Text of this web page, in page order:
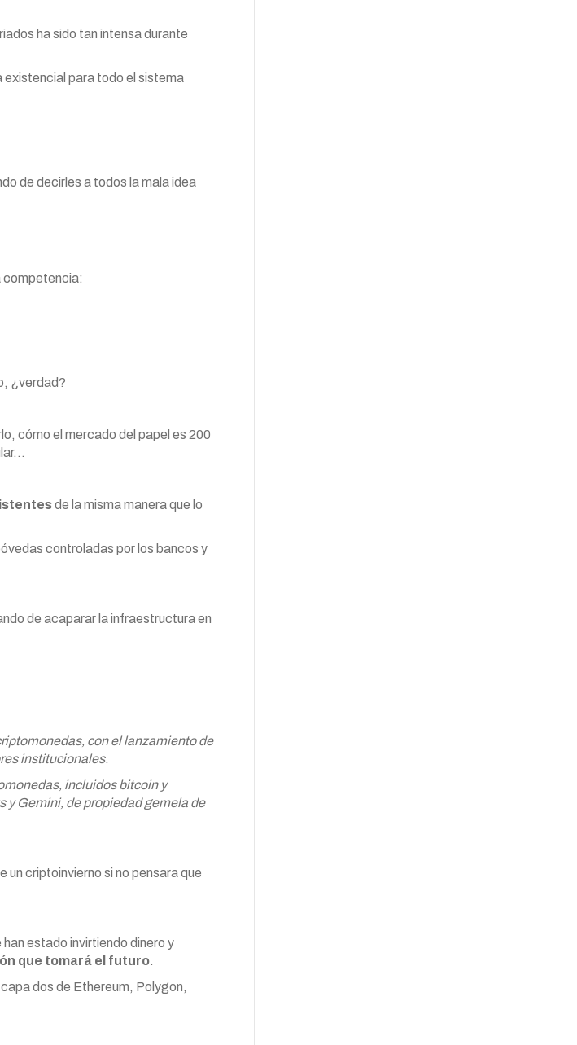
ha sido tan intensa durante
existencial para todo el sistema
de decirles a todos la mala idea
competencia:
¿verdad?
cómo el mercado del papel es 200
de la misma manera que lo
controladas por los bancos y
de acaparar la infraestructura en
con el lanzamiento de
institucionales.
incluidos bitcoin y
y Gemini, de propiedad gemela de
criptoinvierno si no pensara que
estado invirtiendo dinero y
que tomará el futuro.
dos de Ethereum, Polygon,